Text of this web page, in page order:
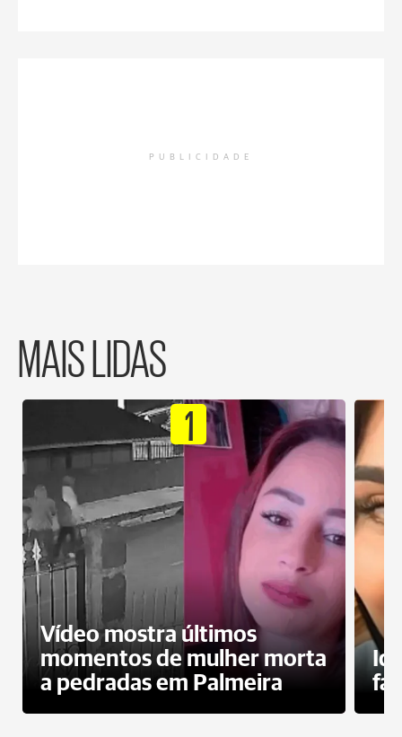
PUBLICIDADE
MAIS LIDAS
1
Vídeo mostra últimos
momentos de mulher morta
a pedradas em Palmeira